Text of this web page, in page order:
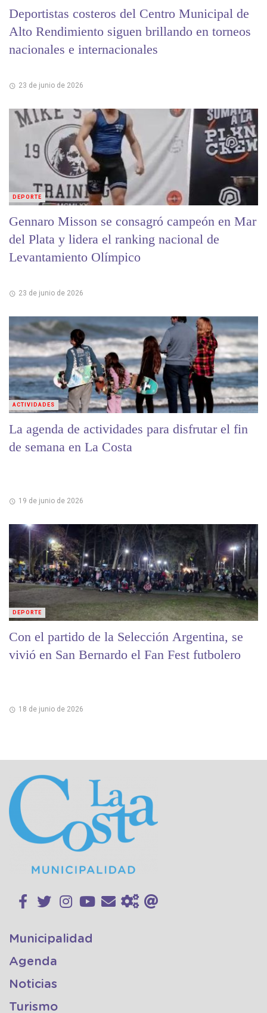
Deportistas costeros del Centro Municipal de
Alto Rendimiento siguen brillando en torneos
nacionales e internacionales
23 de junio de 2026
Gennaro Misson se consagró campeón en Mar
del Plata y lidera el ranking nacional de
Levantamiento Olímpico
23 de junio de 2026
DEPORTE
La agenda de actividades para disfrutar el fin
de semana en La Costa
19 de junio de 2026
ACTIVIDADES
Con el partido de la Selección Argentina, se
vivió en San Bernardo el Fan Fest futbolero
18 de junio de 2026
DEPORTE
Municipalidad
Agenda
Noticias
Turismo